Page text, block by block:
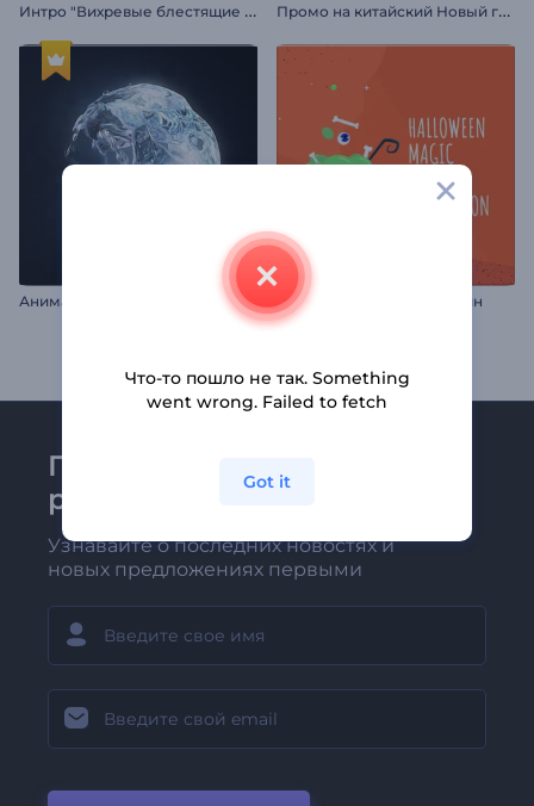
И
нтро "Вихревые блестящие частицы" П
ромо на китайский Новый год
А
нимация лого: Вода во вращении Приглашение на Хэллоуин
Присоединяйтесь к
рассылке Renderforest
Узнавайте о последних новостях и
новых предложениях первыми
Что-то пошло не так. Something
went wrong. Failed to fetch
Got it